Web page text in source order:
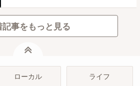
記事をもっと見る
ローカル ライフ